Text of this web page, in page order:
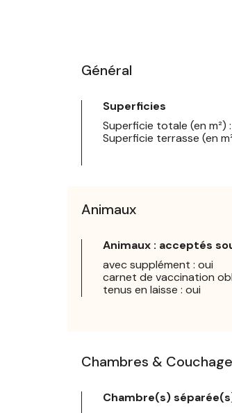
Général
Superficies
Superficie totale (en m²)
Superficie terrasse (en
Animaux
Animaux : acceptés
avec supplément : oui
carnet de vaccination
tenus en laisse : oui
Chambres &
Chambre(s)